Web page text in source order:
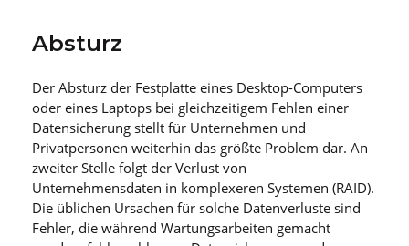
Absturz
Der Absturz der Festplatte eines Desktop-Computers
oder eines Laptops bei gleichzeitigem Fehlen einer
Datensicherung stellt für Unternehmen und
Privatpersonen weiterhin das größte Problem dar. An
zweiter Stelle folgt der Verlust von
Unternehmensdaten in komplexeren Systemen (RAID).
Die üblichen Ursachen für solche Datenverluste sind
Fehler, die während Wartungsarbeiten gemacht